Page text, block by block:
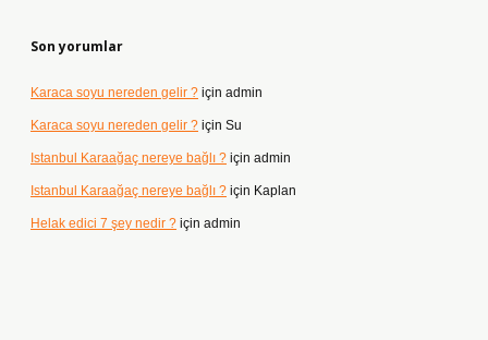
Son yorumlar
Karaca soyu nereden gelir ? için admin
Karaca soyu nereden gelir ? için Su
Istanbul Karaağaç nereye bağlı ? için admin
Istanbul Karaağaç nereye bağlı ? için Kaplan
Helak edici 7 şey nedir ? için admin